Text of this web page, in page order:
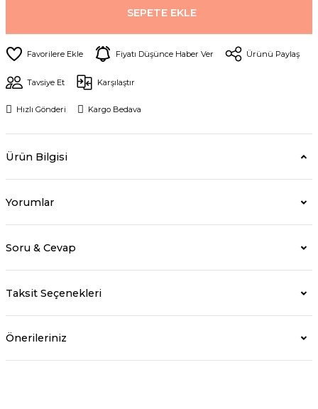
SEPETE EKLE
Fiyatı Düşünce Haber Ver Ürünü Paylaş
Tavsiye Et Karşılaştır
Hızlı Gönderi Kargo Bedava
Ürün Bilgisi
Yorumlar
Soru & Cevap
Taksit Seçenekleri
Önerileriniz